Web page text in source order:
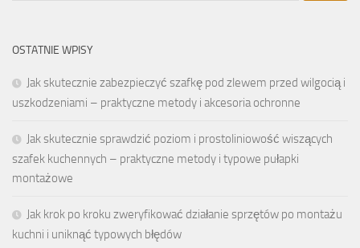
OSTATNIE WPISY
Jak skutecznie zabezpieczyć szafkę pod zlewem przed wilgocią i
uszkodzeniami – praktyczne metody i akcesoria ochronne
Jak skutecznie sprawdzić poziom i prostoliniowość wiszących
szafek kuchennych – praktyczne metody i typowe pułapki
montażowe
Jak krok po kroku zweryfikować działanie sprzętów po montażu
kuchni i uniknąć typowych błędów